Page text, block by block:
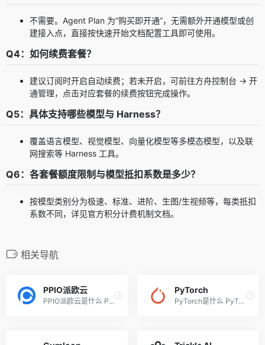
不需要。Agent Plan 为”购买即开通”，无需额外开通模型或创
建接入点，直接按快速开始文档配置工具即可使用。
Q4：如何续费套餐？
建议订阅时开启自动续费；若未开启，可前往方舟控制台 → 开
通管理，点击对应套餐的续费按钮完成操作。
Q5：具体支持哪些模型与 Harness？
覆盖语言模型、视觉模型、向量化模型等多模态模型，以及联
网搜索等 Harness 工具。
Q6：各套餐额度限制与模型抵扣系数是多少？
按模型类别分为极速、标准、进阶、生图/生视频等，每类抵扣
系数不同，详见官方积分计费机制文档。
相关导航
PPIO派欧云
PPIO派欧云是什么 PPIO派欧云...
PyTorch
PyTorch是什么 PyTorch 是开...